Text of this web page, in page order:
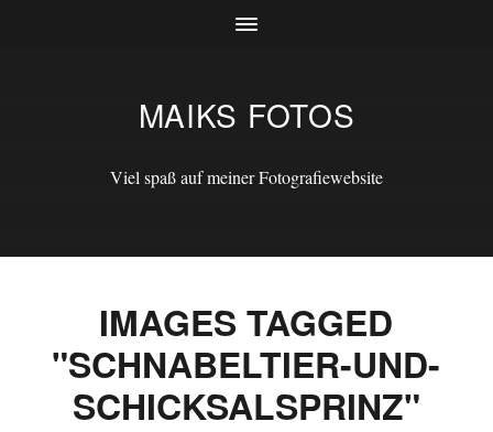
MAIKS FOTOS
Viel spaß auf meiner Fotografiewebsite
IMAGES TAGGED
"SCHNABELTIER-UND-
SCHICKSALSPRINZ"